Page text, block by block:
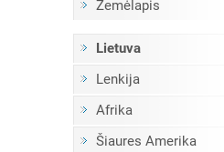
Žemėlapis
Lietuva
Lenkija
Afrika
Šiaures Amerika